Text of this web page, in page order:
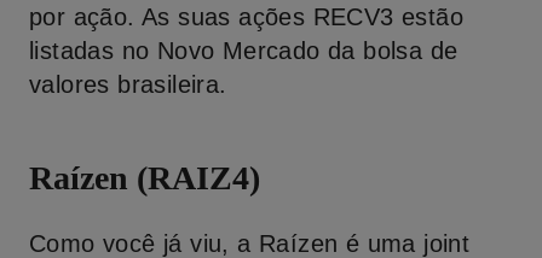
por ação. As suas ações RECV3 estão
listadas no Novo Mercado da bolsa de
valores brasileira.
Raízen (RAIZ4)
Como você já viu, a Raízen é uma joint